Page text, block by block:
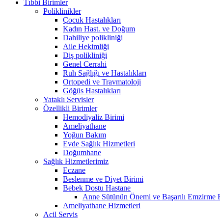
Tıbbi Birimler
Poliklinikler
Çocuk Hastalıkları
Kadın Hast. ve Doğum
Dahiliye polikliniği
Aile Hekimliği
Diş polikliniği
Genel Cerrahi
Ruh Sağlığı ve Hastalıkları
Ortopedi ve Travmatoloji
Göğüs Hastalıkları
Yataklı Servisler
Özellikli Birimler
Hemodiyaliz Birimi
Ameliyathane
Yoğun Bakım
Evde Sağlık Hizmetleri
Doğumhane
Sağlık Hizmetlerimiz
Eczane
Beslenme ve Diyet Birimi
Bebek Dostu Hastane
Anne Sütünün Önemi ve Başarılı Emzirme
Ameliyathane Hizmetleri
Acil Servis